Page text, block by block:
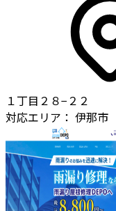
１丁目２８−２２
対応エリア： 伊那市